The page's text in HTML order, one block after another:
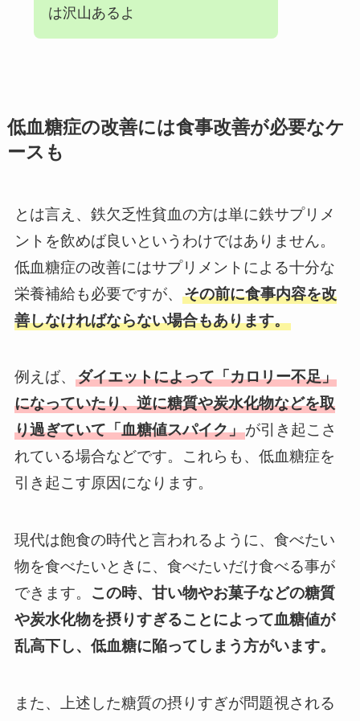
は沢山あるよ
低血糖症の改善には食事改善が必要なケ
ースも
とは言え、鉄欠乏性貧血の方は単に鉄サプリメ
ントを飲めば良いというわけではありません。
低血糖症の改善にはサプリメントによる十分な
栄養補給も必要ですが、 その前に食事内容を改
善しなければならない場合もあります。
例えば、 ダイエットによって「カロリー不足」
になっていたり、逆に糖質や炭水化物などを取
り過ぎていて「血糖値スパイク」が引き起こさ
れている場合などです。これらも、低血糖症を
引き起こす原因になります。
現代は飽食の時代と言われるように、食べたい
物を食べたいときに、食べたいだけ食べる事が
できます。 この時、甘い物やお菓子などの糖質
や炭水化物を摂りすぎることによって血糖値が
乱高下し、低血糖に陥ってしまう方がいます。
また、上述した糖質の摂りすぎが問題視される